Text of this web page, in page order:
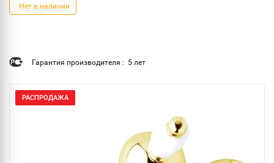
Нет в наличии
Гарантия производителя : 5 лет
РАСПРОДАЖА